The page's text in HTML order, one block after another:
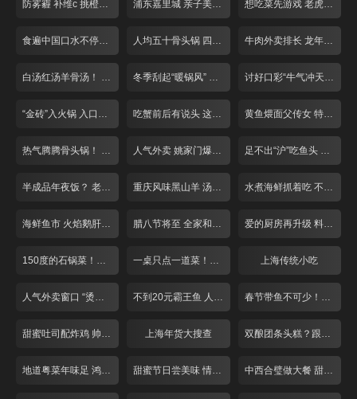
防雾霾 补维c 挑橙吃橘有窍门！ 浦东嘉里城 亲子美味好去处！ 想吃菜先游戏 老虎棒子鸡！
食遍中国口水不停！带你领略各省经典菜品 人均五十骨头锅 四根大骨配菜多！ 牛肉外卖排长 龙年味冷菜摆一盘
白汤红汤羊骨汤！ “羊气”十足来补身！ 冬季刮起“暖锅风” 掀起你的“盖头”来 讨好口彩“牛气冲天”! 张飞牛肉面
“金砖”入火锅 入口就是鲜香辣 吃蟹前后有说头 这些道理你懂吗？ 黄鱼煨面父传女 特色小笼人气旺
热气腾腾骨头锅！ 人均40就管饱！ 人气外卖 姚家门爆鱼付记鲜丸 足不出“沪”吃鱼头 冬季滋补第一汤！
半成品年夜饭？ 老牌饭店提前探！ 重庆风味黑山羊 汤锅干煸总相宜 水煮海鲜抓着吃 不装淑女做“汉子”
海鲜鱼市 火焰鹅肝牛排 腊八节将至 全家和美一碗粥 爱的厨房再升级 料理现场来求婚！
150度的石锅菜！这个冬天不怕冷！ 一桌只点一道菜！巨无霸牛排似“斧头” 上海传统小吃
人气外卖窗口 “烫手美食”买回家！ 不到20元霸王鱼 人均50一锅两吃！ 春节带鱼不可少！糟香风干自家做
甜蜜吐司配炸鸡 帅哥老板亲手做！ 上海年货大搜查 双酿团条头糕？跟上海阿姨学糕团！
地道粤菜年味足 鸿运当头好口彩 甜蜜节日尝美味 情人节前攻略多 中西合璧做大餐 甜蜜度过情人节！